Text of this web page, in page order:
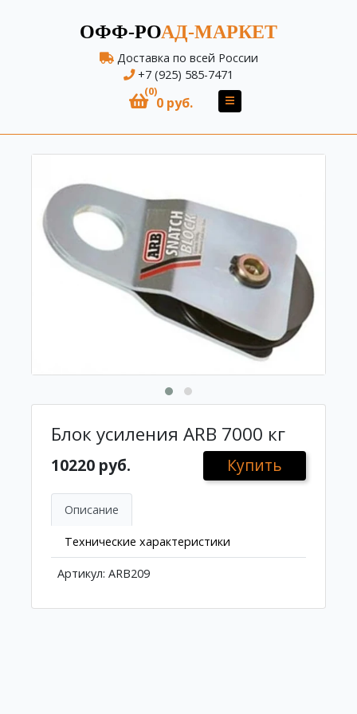
ОФФ-РОАД-МАРКЕТ
Доставка по всей России
+7 (925) 585-7471
(0)
0 руб.
Блок усиления ARB 7000 кг
10220 руб. Купить
Описание
Технические характеристики
Артикул: ARB209